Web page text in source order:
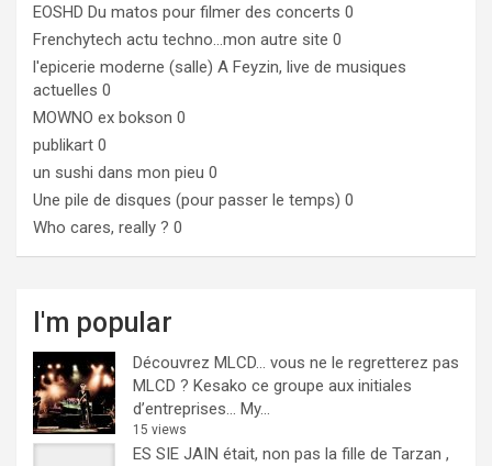
EOSHD Du matos pour filmer des concerts 0
Frenchytech actu techno…mon autre site 0
l'epicerie moderne (salle) A Feyzin, live de musiques
actuelles 0
MOWNO ex bokson 0
publikart 0
un sushi dans mon pieu 0
Une pile de disques (pour passer le temps) 0
Who cares, really ? 0
I'm popular
Découvrez MLCD… vous ne le regretterez pas
MLCD ? Kesako ce groupe aux initiales
d’entreprises… My...
15 views
ES SIE JAIN était, non pas la fille de Tarzan ,